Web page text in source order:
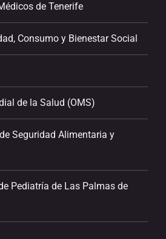
de Tenerife
Consumo y Bienestar Social
de la Salud (OMS)
Seguridad Alimentaria y
Pediatría de Las Palmas de